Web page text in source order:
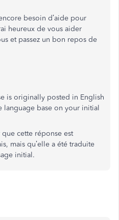
besoin d’aide pour
heureux de vous aider
et passez un bon repos de
is originally posted in English
language base on your initial
cette réponse est
mais qu’elle a été traduite
initial.